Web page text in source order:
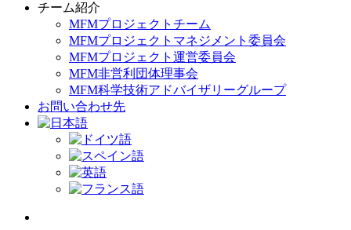
チーム紹介
MFMプロジェクトチーム
MFMプロジェクトマネジメント委員会
MFMプロジェクト運営委員会
MFM非営利団体理事会
MFM科学技術アドバイザリーグループ
お問い合わせ先